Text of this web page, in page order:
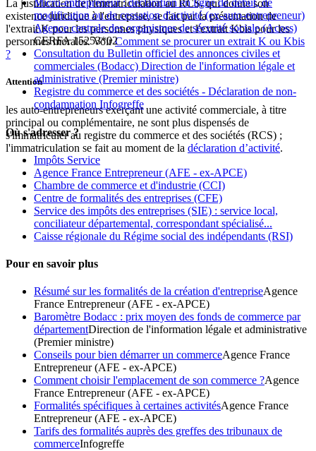
La justification de l'immatriculation au RCS, qui donne son
existence juridique à l'entreprise, se fait par la présentation de
l'extrait K pour les personnes physiques et l'extrait Kbis pour les
personnes morales. VoirComment se procurer un extrait K ou Kbis
?
Attention
les auto-entrepreneurs exerçant une activité commerciale, à titre
principal ou complémentaire, ne sont plus dispensés de
s'immatriculer au registre du commerce et des sociétés (RCS) ;
l'immatriculation se fait au moment de la déclaration d’activité.
Micro-entrepreneur : déclaration en ligne de début, de
modification ou de cessation d'activité (ex-auto-entrepreneur)
Agence centrale des organismes de sécurité sociale (Acoss)
CERFA 15253*02
Consultation du Bulletin officiel des annonces civiles et
commerciales (Bodacc) Direction de l'information légale et
administrative (Premier ministre)
Registre du commerce et des sociétés - Déclaration de non-
condamnation Infogreffe
Où s'adresser ?
Impôts Service
Agence France Entrepreneur (AFE - ex-APCE)
Chambre de commerce et d'industrie (CCI)
Centre de formalités des entreprises (CFE)
Service des impôts des entreprises (SIE) : service local,
conciliateur départemental, correspondant spécialisé...
Caisse régionale du Régime social des indépendants (RSI)
Pour en savoir plus
Résumé sur les formalités de la création d'entrepriseAgence
France Entrepreneur (AFE - ex-APCE)
Baromètre Bodacc : prix moyen des fonds de commerce par
départementDirection de l'information légale et administrative
(Premier ministre)
Conseils pour bien démarrer un commerceAgence France
Entrepreneur (AFE - ex-APCE)
Comment choisir l'emplacement de son commerce ?Agence
France Entrepreneur (AFE - ex-APCE)
Formalités spécifiques à certaines activitésAgence France
Entrepreneur (AFE - ex-APCE)
Tarifs des formalités auprès des greffes des tribunaux de
commerceInfogreffe